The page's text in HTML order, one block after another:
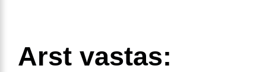
Arst vastas: